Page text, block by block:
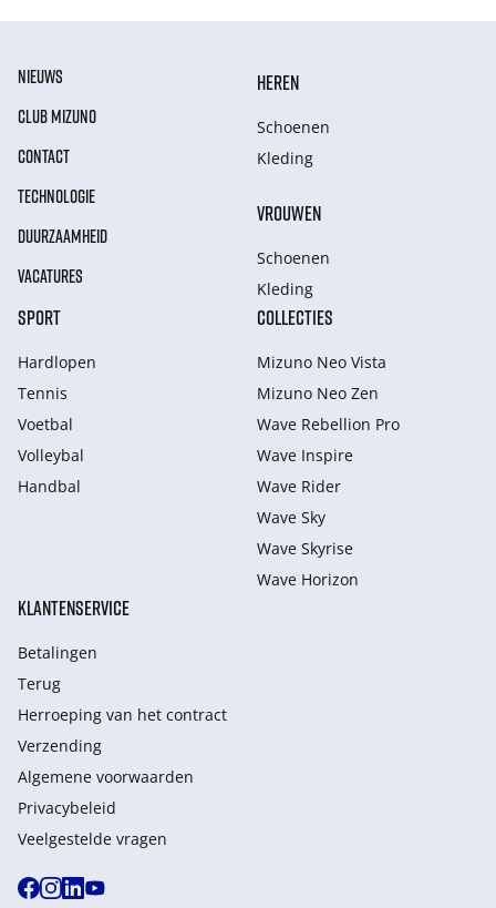
NIEUWS
CLUB MIZUNO
CONTACT
TECHNOLOGIE
DUURZAAMHEID
VACATURES
HEREN
Schoenen
Kleding
VROUWEN
Schoenen
Kleding
SPORT
Hardlopen
Tennis
Voetbal
Volleybal
Handbal
COLLECTIES
Mizuno Neo Vista
Mizuno Neo Zen
Wave Rebellion Pro
Wave Inspire
Wave Rider
Wave Sky
Wave Skyrise
Wave Horizon
KLANTENSERVICE
Betalingen
Terug
Herroeping van het contract
Verzending
Algemene voorwaarden
Privacybeleid
Veelgestelde vragen